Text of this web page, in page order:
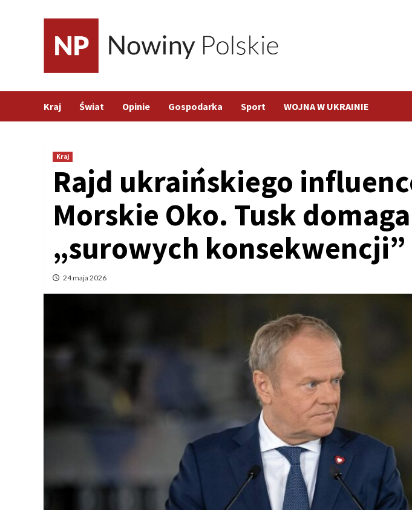
Kraj Świat Opinie Gospodarka Sport WOJNA W UKRAINIE
Kraj
Rajd ukraińskiego
Morskie Oko. Tusk
„surowych konsekwencji”
24 maja 2026